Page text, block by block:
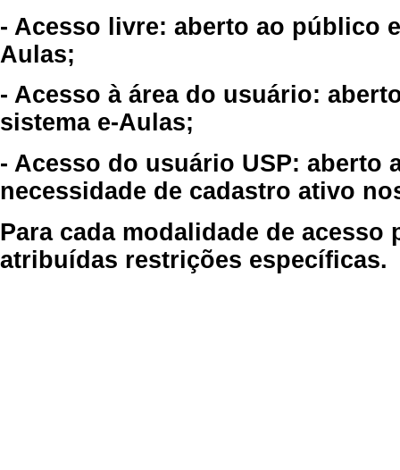
- Acesso livre: aberto ao público
Aulas;
- Acesso à área do usuário:
sistema e-Aulas;
- Acesso do usuário USP: aberto
necessidade de cadastro ativo
Para cada modalidade de
atribuídas restrições específicas.